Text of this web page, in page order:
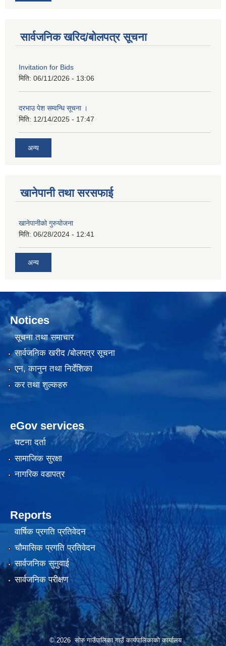
सार्वजनिक खरिद/बोलपत्र सूचना
Invitation for Bids
मिति: 06/11/2026 - 13:06
दरभाउ पेश सम्वन्धि सूचना ।
मिति: 12/14/2025 - 17:47
अन्य
खानेपानी तथा सरसफाई
खानेपानीको गुरुयोजना
मिति: 06/28/2024 - 12:41
अन्य
Notices
सूचना तथा समाचार
सार्वजनिक खरीद /बोलपत्र सूचना
एन, कानुन तथा निर्देशिका
कर तथा शुल्कहरु
eGov services
घटना दर्ता
सामाजिक सुरक्षा
नागरिक वडापत्र
Reports
वार्षिक प्रगति प्रतिवेदन
चौमासिक प्रगति प्रतिवेदन
सार्वजनिक सुनुवाई
सार्वजनिक परीक्षण
© 2026 सोरु गाउँपालिका गाउँ कार्यपालिकाको कार्यालय